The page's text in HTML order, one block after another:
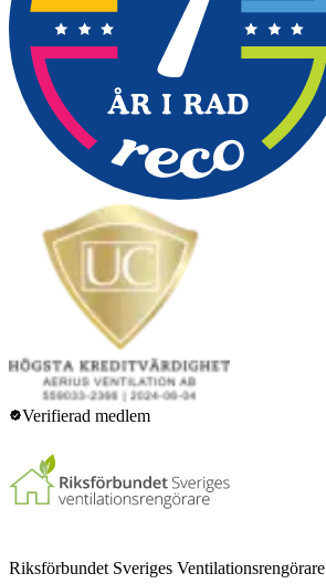
Verifierad medlem
Riksförbundet Sveriges Ventilationsrengörare